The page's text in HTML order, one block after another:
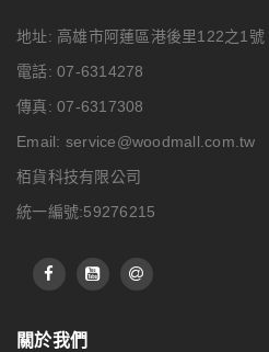
地址: 高雄市阿蓮區港後里122之1號
電話: 07-6314278
傳真: 07-6317308
Email: service@woodmall.com.tw
栢貨科技有限公司
統一編號:59276215
關於我們